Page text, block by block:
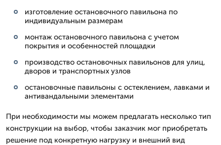
изготовление остановочного павильона по
индивидуальным размерам
монтаж остановочного павильона с учетом
покрытия и особенностей площадки
производство остановочных павильонов для улиц,
дворов и транспортных узлов
остановочные павильоны с остеклением, лавками и
антивандальными элементами
При необходимости мы можем предлагать несколько тип
конструкции на выбор, чтобы заказчик мог приобретать
решение под конкретную нагрузку и внешний вид